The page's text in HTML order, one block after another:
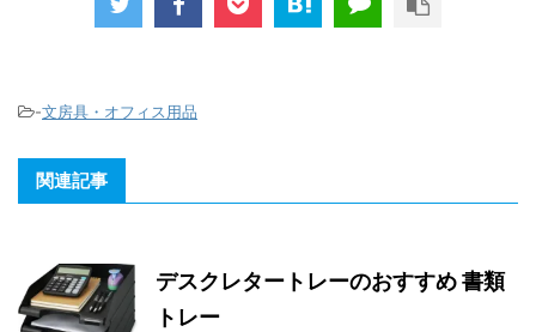
-文房具・オフィス用品
関連記事
デスクレタートレーのおすすめ 書類
トレー